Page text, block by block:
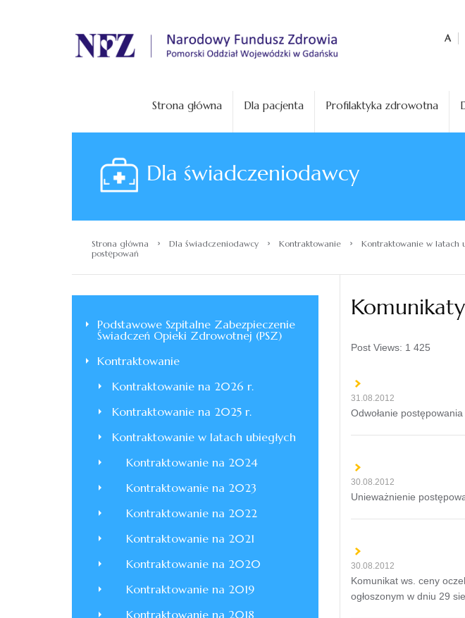
. A
Strona główna Dla pacjenta Profilaktyka zdrowotna
Dla świadczeniodawcy
Strona główna › Dla świadczeniodawcy › Kontraktowanie › Kontraktowanie w latach
postępowań
Podstawowe Szpitalne Zabezpieczenie
Świadczeń Opieki Zdrowotnej (PSZ)
Kontraktowanie
Kontraktowanie na 2026 r.
Kontraktowanie na 2025 r.
Kontraktowanie w latach ubiegłych
Kontraktowanie na 2024
Kontraktowanie na 2023
Kontraktowanie na 2022
Kontraktowanie na 2021
Kontraktowanie na 2020
Kontraktowanie na 2019
Kontraktowanie na 2018
Post Views: 1 425
31.08.2012
Odwołanie
30.08.2012
Unieważnienie
30.08.2012
Komunikat ws. ceny
ogłoszonym w dniu 29